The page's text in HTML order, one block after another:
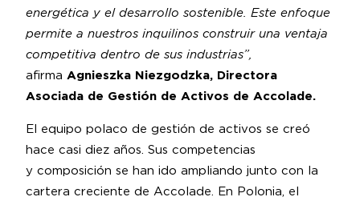
energética y el desarrollo sostenible. Este enfoque
permite a nuestros inquilinos construir una ventaja
competitiva dentro de sus industrias”,
afirma Agnieszka Niezgodzka, Directora
Asociada de Gestión de Activos de Accolade.
El equipo polaco de gestión de activos se creó
hace casi diez años. Sus competencias
y composición se han ido ampliando junto con la
cartera creciente de Accolade. En Polonia, el